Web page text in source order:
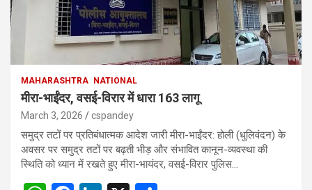
MAHARASHTRA NATIONAL
मीरा-भाईंदर, वसई-विरार में धारा 163 लागू
March 3, 2026 cspandey
समुद्र तटों पर प्रतिबंधात्मक आदेश जारी मीरा-भाईंदर: होली (धुलिवंदन) के
अवसर पर समुद्र तटों पर बढ़ती भीड़ और संभावित कानून-व्यवस्था की
स्थिति को ध्यान में रखते हुए मीरा-भायंदर, वसई-विरार पुलिस…